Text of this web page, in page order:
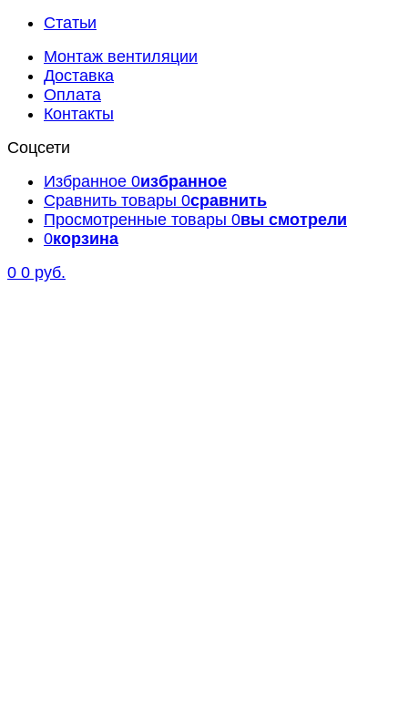
Статьи
Монтаж вентиляции
Доставка
Оплата
Контакты
Соцсети
Избранное 0избранное
Сравнить товары 0сравнить
Просмотренные товары 0вы смотрели
0корзина
0 0 руб.